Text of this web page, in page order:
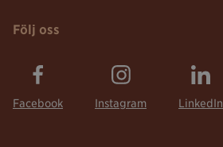
Följ oss
Facebook Instagram LinkedIn